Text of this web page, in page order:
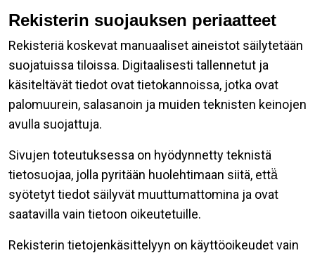
Rekisterin suojauksen periaatteet
Rekisteriä koskevat manuaaliset aineistot säilytetään
suojatuissa tiloissa. Digitaalisesti tallennetut ja
käsiteltävät tiedot ovat tietokannoissa, jotka ovat
palomuurein, salasanoin ja muiden teknisten keinojen
avulla suojattuja.
Sivujen toteutuksessa on hyödynnetty teknistä
tietosuojaa, jolla pyritään huolehtimaan siitä, että̈
syötetyt tiedot säilyvät muuttumattomina ja ovat
saatavilla vain tietoon oikeutetuille.
Rekisterin tietojenkäsittelyyn on käyttöoikeudet vain